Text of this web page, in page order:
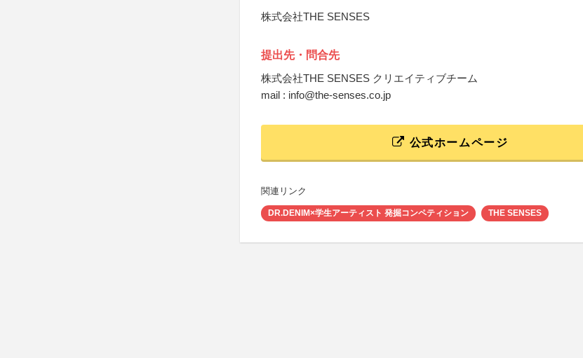
株式会社THE SENSES
提出先・問合先
株式会社THE SENSES クリエイティブチーム
mail : info@the-senses.co.jp
公式ホームページ
関連リンク
DR.DENIM×学生アーティスト 発掘コンペティション THE SENSES